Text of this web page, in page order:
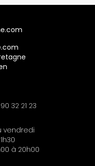
32 21 23
vendredi
à 20h00